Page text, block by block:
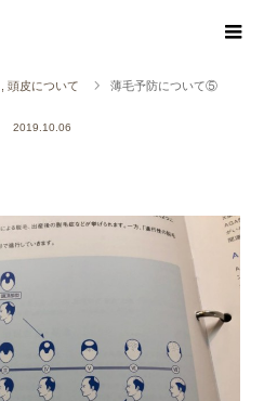
頭皮について 薄毛予防について⑤
2019.10.06